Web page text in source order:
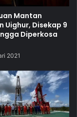
Mantan
Uighur, Disekap 9
Diperkosa
2021